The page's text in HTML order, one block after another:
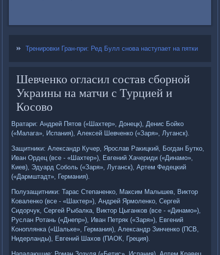
Тренировки Гран-при: Ред Булл снова наступает на пятки
Шевченко огласил состав сборной
Украины на матчи с Турцией и
Косово
Вратари: Андрей Пятов («Шахтер», Донецк), Денис Бойко
(«Малага», Испания), Алексей Шевченко («Заря», Луганск).
Защитники: Александр Кучер, Ярослав Ракицкий, Богдан Бутко,
Иван Ордец (все - «Шахтер»), Евгений Хачериди («Динамо»,
Киев), Эдуард Соболь («Заря», Луганск), Артем Федецкий
(«Дармштадт», Германия).
Полузащитники: Тарас Степаненко, Максим Малышев, Виктор
Коваленко (все - «Шахтер»), Андрей Ярмоленко, Сергей
Сидорчук, Сергей Рыбалка, Виктор Цыганков (все - «Динамо»),
Руслан Ротань («Днепр»), Иван Петряк («Заря»), Евгений
Коноплянка («Шальке», Германия), Александр Зинченко (ПСВ,
Нидерланды), Евгений Шахов (ПАОК, Греция).